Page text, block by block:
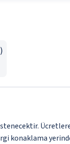
konaklama